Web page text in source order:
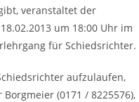
veranstaltet der
um 18:00 Uhr im
für Schiedsrichter.
aufzulaufen,
(0171 / 8225576),